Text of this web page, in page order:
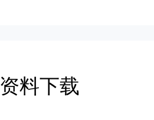
资料下载